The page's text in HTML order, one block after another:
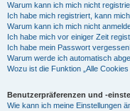
Warum kann ich mich nicht
Ich habe mich registriert, kann
Warum kann ich mich nicht
Ich habe mich vor einiger Zeit
Ich habe mein Passwort vergessen!
Warum werde ich automatisch
Wozu ist die Funktion „Alle
Benutzerpräferenzen und -
Wie kann ich meine Einstellungen